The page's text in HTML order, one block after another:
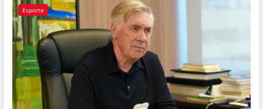
Esporte